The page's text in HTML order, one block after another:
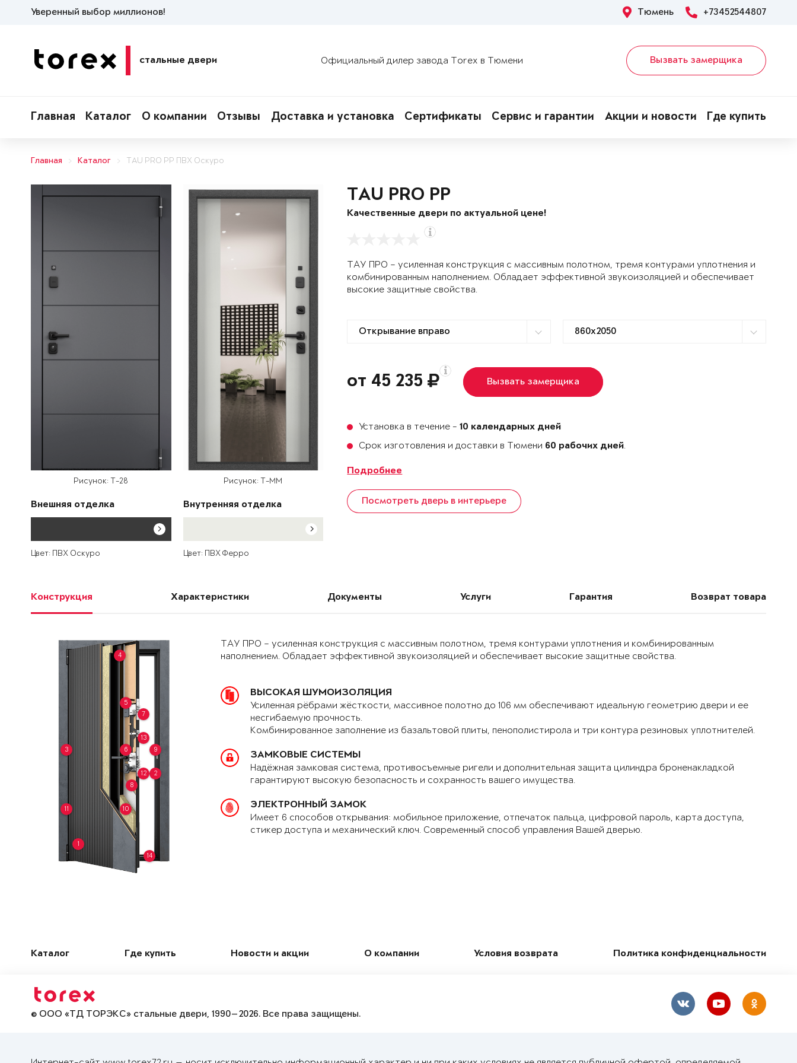
Уверенный выбор миллионов! Тюмень +73452544807
стальные двери Официальный дилер завода Torex в Тюмени Вызвать замерщика
Главная Каталог О компании Отзывы Доставка и установка Сертификаты Сервис и гарантии Акции и новости Где купить
Главная Каталог TAU PRO PP ПВХ Оскуро
Рисунок: T-28
Внешняя отделка
Цвет: ПВХ Оскуро
Рисунок: T-MM
Внутренняя отделка
Цвет: ПВХ Ферро
TAU PRO PP
Качественные двери по актуальной цене!
ТАУ ПРО – усиленная конструкция с массивным полотном, тремя контурами уплотнения и
комбинированным наполнением. Обладает эффективной звукоизоляцией и обеспечивает
высокие защитные свойства.
от 45 235 Вызвать замерщика
Установка в течение -10 календарных дней
Срок изготовления и доставки в Тюмени 60 рабочих дней.
Подробнее
Посмотреть дверь в интерьере
Конструкция Характеристики Документы Услуги Гарантия Возврат товара
1
2
3
4
5
6
7
8
9
10
11
12
13
14
ТАУ ПРО – усиленная конструкция с массивным полотном, тремя контурами уплотнения и комбинированным
наполнением. Обладает эффективной звукоизоляцией и обеспечивает высокие защитные свойства.
ВЫСОКАЯ ШУМОИЗОЛЯЦИЯ
Усиленная рёбрами жёсткости, массивное полотно до 106 мм обеспечивают идеальную геометрию двери и ее
несгибаемую прочность.
Комбинированное заполнение из базальтовой плиты, пенополистирола и три контура резиновых уплотнителей.
ЗАМКОВЫЕ СИСТЕМЫ
Надёжная замковая система, противосъемные ригели и дополнительная защита цилиндра броненакладкой
гарантируют высокую безопасность и сохранность вашего имущества.
ЭЛЕКТРОННЫЙ ЗАМОК
Имеет 6 способов открывания: мобильное приложение, отпечаток пальца, цифровой пароль, карта доступа,
стикер доступа и механический ключ. Современный способ управления Вашей дверью.
Каталог Где купить Новости и акции О компании Условия возврата Политика конфиденциальности
© ООО «ТД ТОРЭКС» стальные двери, 1990—2026. Все права защищены.